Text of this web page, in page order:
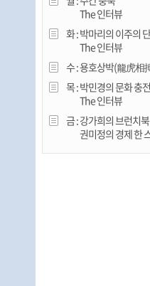
The 인터뷰
화 :박마리의 이주의
The 인터뷰
수 :용호상박(龍虎相
목 :박민경의 문화 충전
The 인터뷰
금 :강가희의 브런치북
권미정의 경제 한